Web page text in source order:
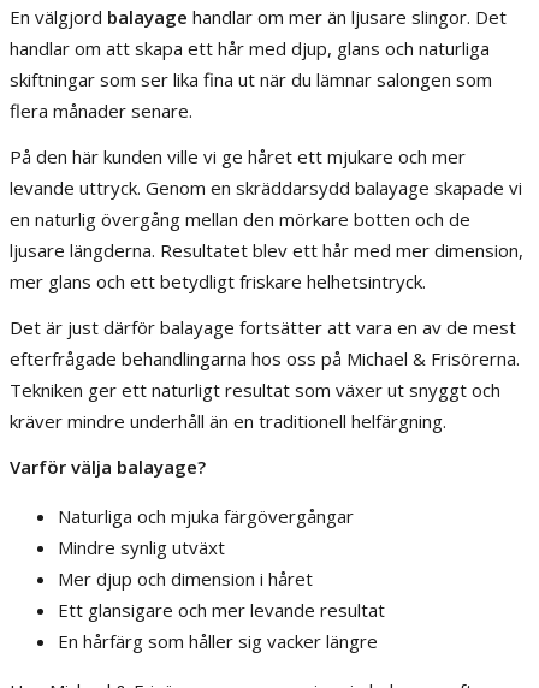
En välgjord balayage handlar om mer än ljusare slingor. Det
handlar om att skapa ett hår med djup, glans och naturliga
skiftningar som ser lika fina ut när du lämnar salongen som
flera månader senare.
På den här kunden ville vi ge håret ett mjukare och mer
levande uttryck. Genom en skräddarsydd balayage skapade vi
en naturlig övergång mellan den mörkare botten och de
ljusare längderna. Resultatet blev ett hår med mer dimension,
mer glans och ett betydligt friskare helhetsintryck.
Det är just därför balayage fortsätter att vara en av de mest
efterfrågade behandlingarna hos oss på Michael & Frisörerna.
Tekniken ger ett naturligt resultat som växer ut snyggt och
kräver mindre underhåll än en traditionell helfärgning.
Varför välja balayage?
Naturliga och mjuka färgövergångar
Mindre synlig utväxt
Mer djup och dimension i håret
Ett glansigare och mer levande resultat
En hårfärg som håller sig vacker längre